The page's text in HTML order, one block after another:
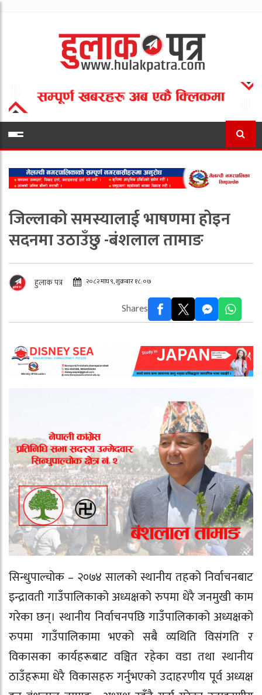
जिल्लाको समस्यालाई भाषणमा होइन
सदनमा उठाउँछु -बंशलाल तामाङ
हुलाक पत्र २०८२ माघ ९, शुक्रबार १८:०७
Shares
सिन्धुपाल्चोक – २०७४ सालको स्थानीय तहको निर्वाचनबाट
इन्द्रावती गाउँपालिकाको अध्यक्षको रुपमा धेरै जनमुखी काम
गरेका छन्। स्थानीय निर्वाचनपछि गाउँपालिकाको अध्यक्षको
रुपमा गाउँपालिकामा भएको सबै व्यथिति विसंगति र
विकासका कार्यहरूबाट वञ्चित रहेका वडा तथा स्थानीय
ठाउँहरूमा धेरै विकासहरु गर्नुभएको उदाहरणीय पूर्व अध्यक्ष